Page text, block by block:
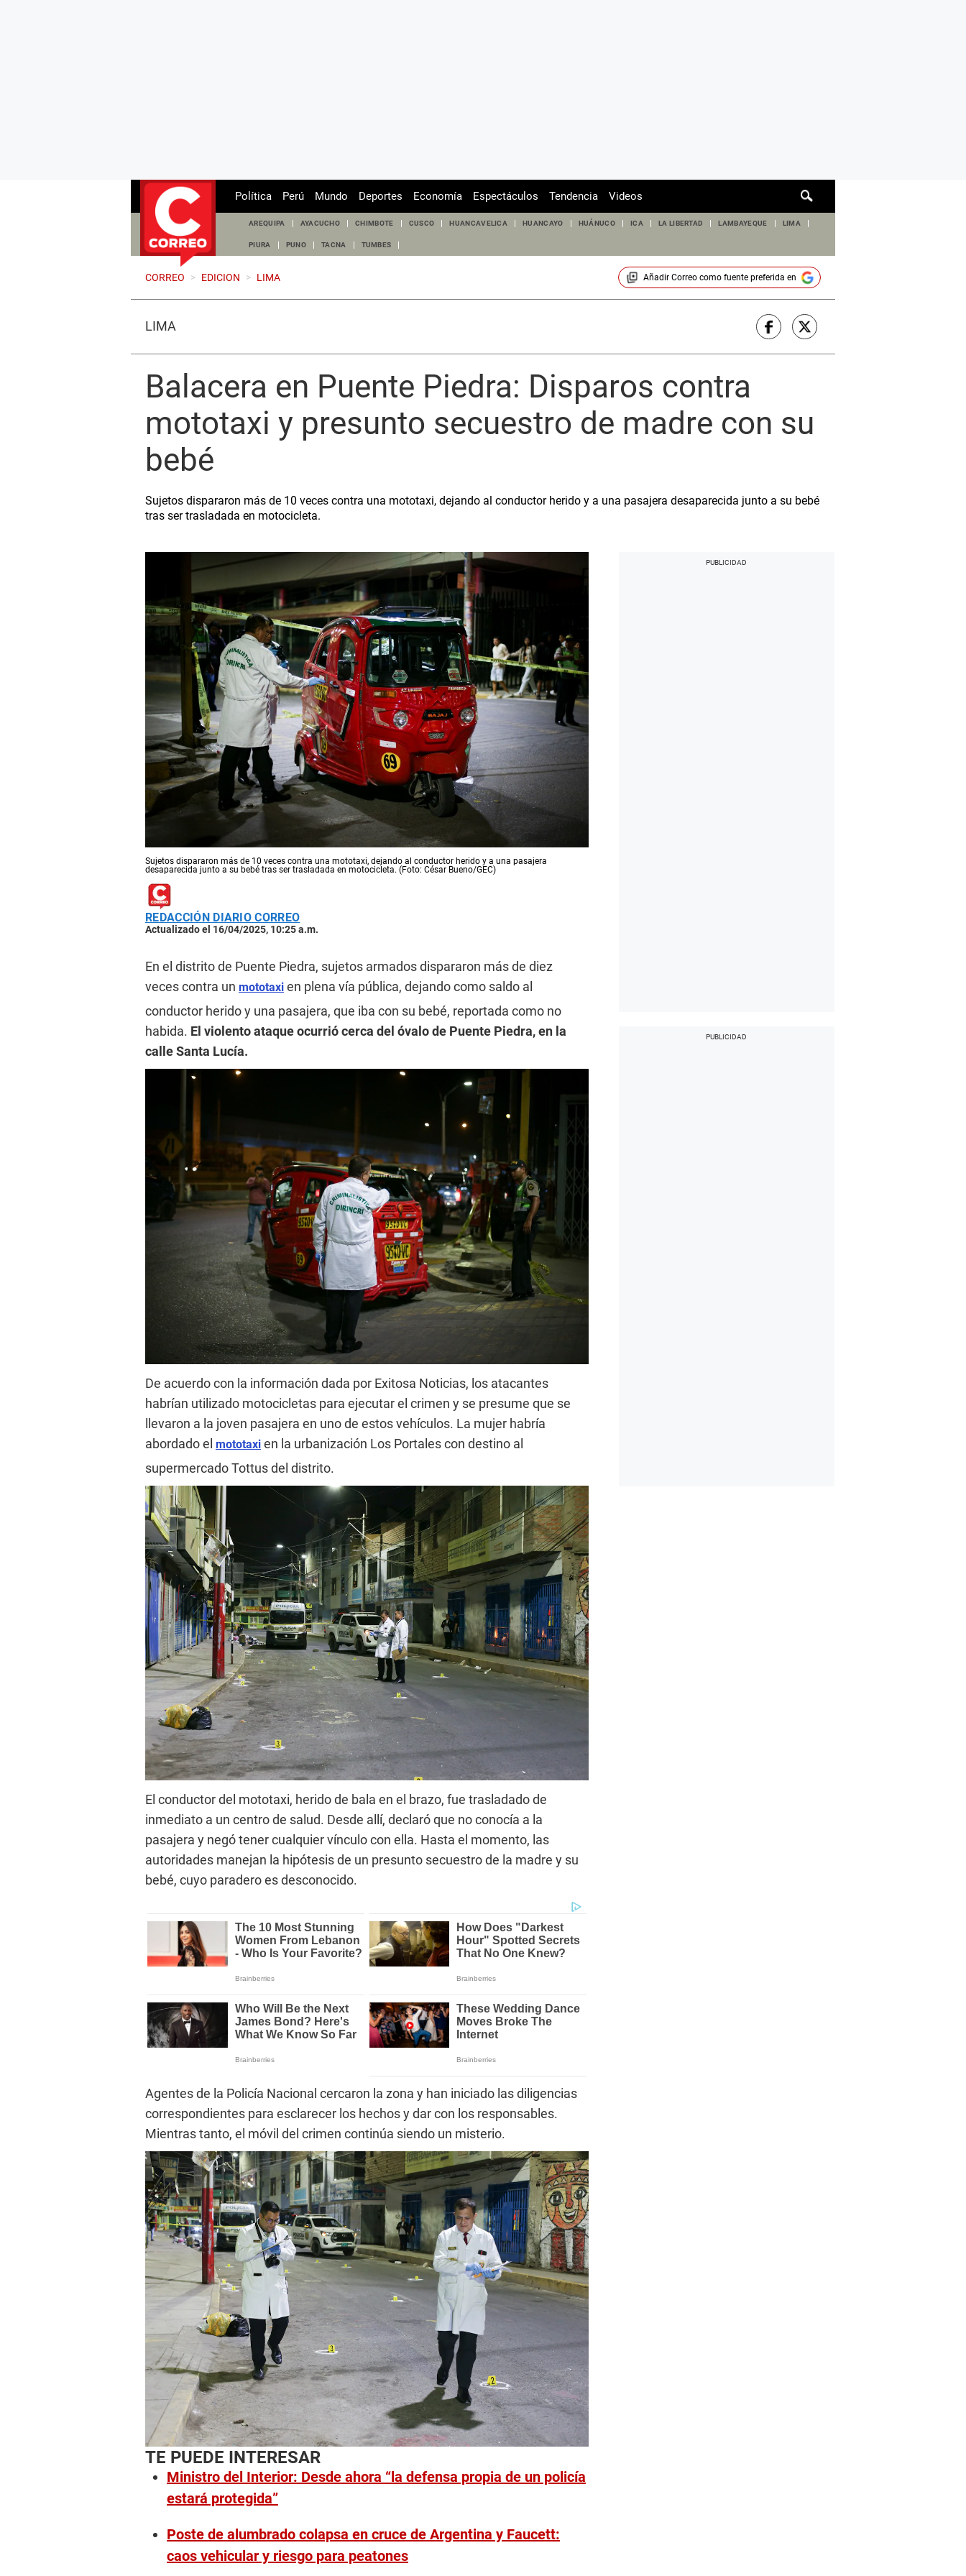
de
Política Perú Mundo Deportes Economía Espectáculos Tendencia Videos
AREQUIPA AYACUCHO CHIMBOTE CUSCO HUANCAVELICA HUANCAYO HUÁNUCO ICA LA LIBERTAD LAMBAYEQUE LIMA
PIURA PUNO TACNA TUMBES
CORREO > EDICION > LIMA Añadir Correocomo fuente preferida en
LIMA
Balacera en Puente Piedra: Disparos contra
mototaxi y presunto secuestro de madre con su
bebé
Sujetos dispararon más de 10 veces contra una mototaxi, dejando al conductor herido y a una pasajera desaparecida junto a su bebé
tras ser trasladada en motocicleta.
Sujetos dispararon más de 10 veces contra una mototaxi, dejando al conductor herido y a una pasajera
desaparecida junto a su bebé tras ser trasladada en motocicleta. (Foto: César Bueno/GEC)
REDACCIÓN DIARIO CORREO
Actualizado el 16/04/2025, 10:25 a.m.
En el distrito de Puente Piedra, sujetos armados dispararon más de diez
veces contra un mototaxi en plena vía pública, dejando como saldo al
conductor herido y una pasajera, que iba con su bebé, reportada como no
habida. El violento ataque ocurrió cerca del óvalo de Puente Piedra, en la
calle Santa Lucía.
De acuerdo con la información dada por Exitosa Noticias, los atacantes
habrían utilizado motocicletas para ejecutar el crimen y se presume que se
llevaron a la joven pasajera en uno de estos vehículos. La mujer habría
abordado el mototaxi en la urbanización Los Portales con destino al
supermercado Tottus del distrito.
El conductor del mototaxi, herido de bala en el brazo, fue trasladado de
inmediato a un centro de salud. Desde allí, declaró que no conocía a la
pasajera y negó tener cualquier vínculo con ella. Hasta el momento, las
autoridades manejan la hipótesis de un presunto secuestro de la madre y su
bebé, cuyo paradero es desconocido.
Agentes de la Policía Nacional cercaron la zona y han iniciado las diligencias
correspondientes para esclarecer los hechos y dar con los responsables.
Mientras tanto, el móvil del crimen continúa siendo un misterio.
TE PUEDE INTERESAR
Ministro del Interior: Desde ahora “la defensa propia de un policía
estará protegida”
Poste de alumbrado colapsa en cruce de Argentina y Faucett:
caos vehicular y riesgo para peatones